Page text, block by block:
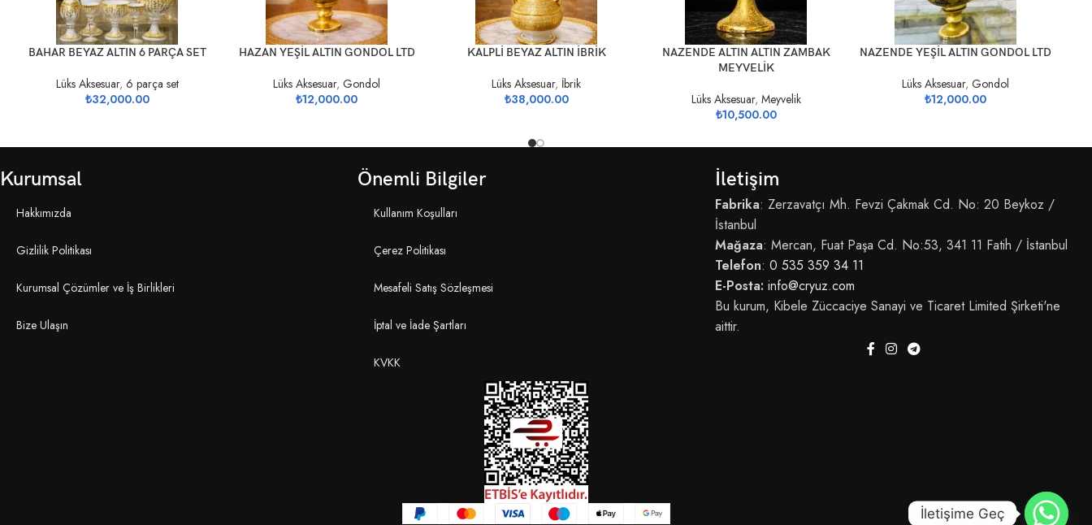
SEPETE EKLE
BAHAR BEYAZ ALTIN 6 PARÇA SET
Lüks Aksesuar, 6 parça set
₺32,000.00
SEPETE EKLE
HAZAN YEŞİL ALTIN GONDOL LTD
Lüks Aksesuar, Gondol
₺12,000.00
SEPETE EKLE
KALPLİ BEYAZ ALTIN İBRİK
Lüks Aksesuar, İbrik
₺38,000.00
SEPETE EKLE
NAZENDE ALTIN ALTIN ZAMBAK
MEYVELİK
Lüks Aksesuar, Meyvelik
₺10,500.00
SEPETE EKLE
NAZENDE YEŞİL ALTIN GONDOL LTD
Lüks Aksesuar, Gondol
₺12,000.00
Kurumsal Önemli Bilgiler İletişim
Hakkımızda
Gizlilik Politikası
Kurumsal Çözümler ve İş Birlikleri
Bize Ulaşın
Kullanım Koşulları
Çerez Politikası
Mesafeli Satış Sözleşmesi
İptal ve İade Şartları
KVKK
Fabrika: Zerzavatçı Mh. Fevzi Çakmak Cd. No: 20 Beykoz /
İstanbul
Mağaza: Mercan, Fuat Paşa Cd. No:53, 341 11 Fatih / İstanbul
Telefon: 0 535 359 34 11
E-Posta: info@cryuz.com
Bu kurum, Kibele Züccaciye Sanayi ve Ticaret Limited Şirketi'ne
aittir.
İletişime Geç